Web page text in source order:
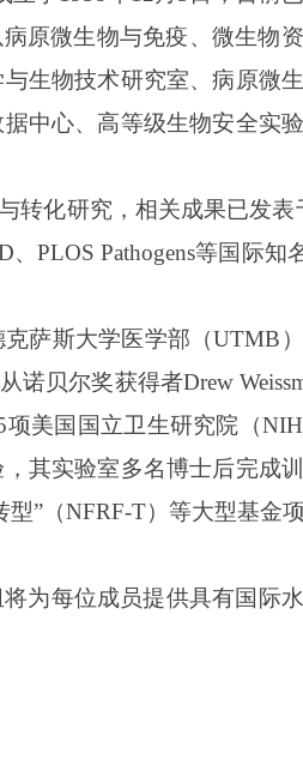
原微生物与免疫、微生物
生物技术研究室、病原微
中心、高等级生物安全实
化研究，相关成果已发表
、PLOS Pathogens等国际知
萨斯大学医学部（UTMB
贝尔奖获得者Drew
项美国国立卫生研究院（
其实验室多名博士后完成
”（NFRF-T）等大型基金
将为每位成员提供具有国际